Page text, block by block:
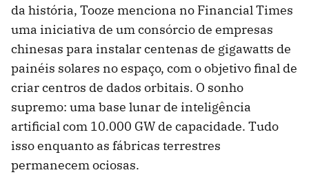
da história, Tooze menciona no Financial Times
uma iniciativa de um consórcio de empresas
chinesas para instalar centenas de gigawatts de
painéis solares no espaço, com o objetivo final de
criar centros de dados orbitais. O sonho
supremo: uma base lunar de inteligência
artificial com 10.000 GW de capacidade. Tudo
isso enquanto as fábricas terrestres
permanecem ociosas.